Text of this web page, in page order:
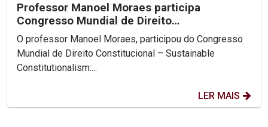
Professor Manoel Moraes participa
Congresso Mundial de Direito
Constitucional, na Colômbia.
O professor Manoel Moraes, participou do Congresso
Mundial de Direito Constitucional – Sustainable
Constitutionalism:...
LER MAIS